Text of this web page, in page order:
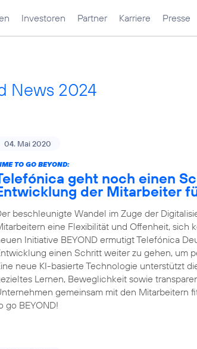
Investoren Partner Karriere Presse
News 2024
04. Mai 2020
TO GO BEYOND:
geht noch einen
der Mitarbeiter
beschleunigte Wandel im Zuge der
eine Flexibilität und Offenheit,
Initiative BEYOND ermutigt Telefónica
einen Schritt weiter zu gehen, um
neue KI-basierte Technologie unterstützt
Lernen, Beweglichkeit sowie
gemeinsam mit den Mitarbeitern
go BEYOND!